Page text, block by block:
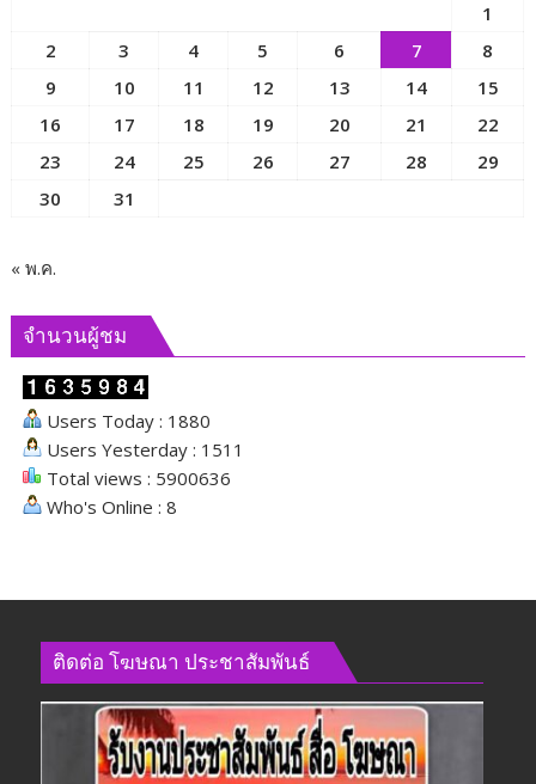
1
2
3 4 5 6 7
8
9
10 11 12 13 14
15
16
17 18 19 20 21
22
23
24 25 26 27 28
29
30
31
« พ.ค.
จำนวนผู้ชม
Users Today : 1880
Users Yesterday : 1511
Total views : 5900636
Who's Online : 8
ติดต่อ​ โฆษณา​ ประชาสัมพันธ์